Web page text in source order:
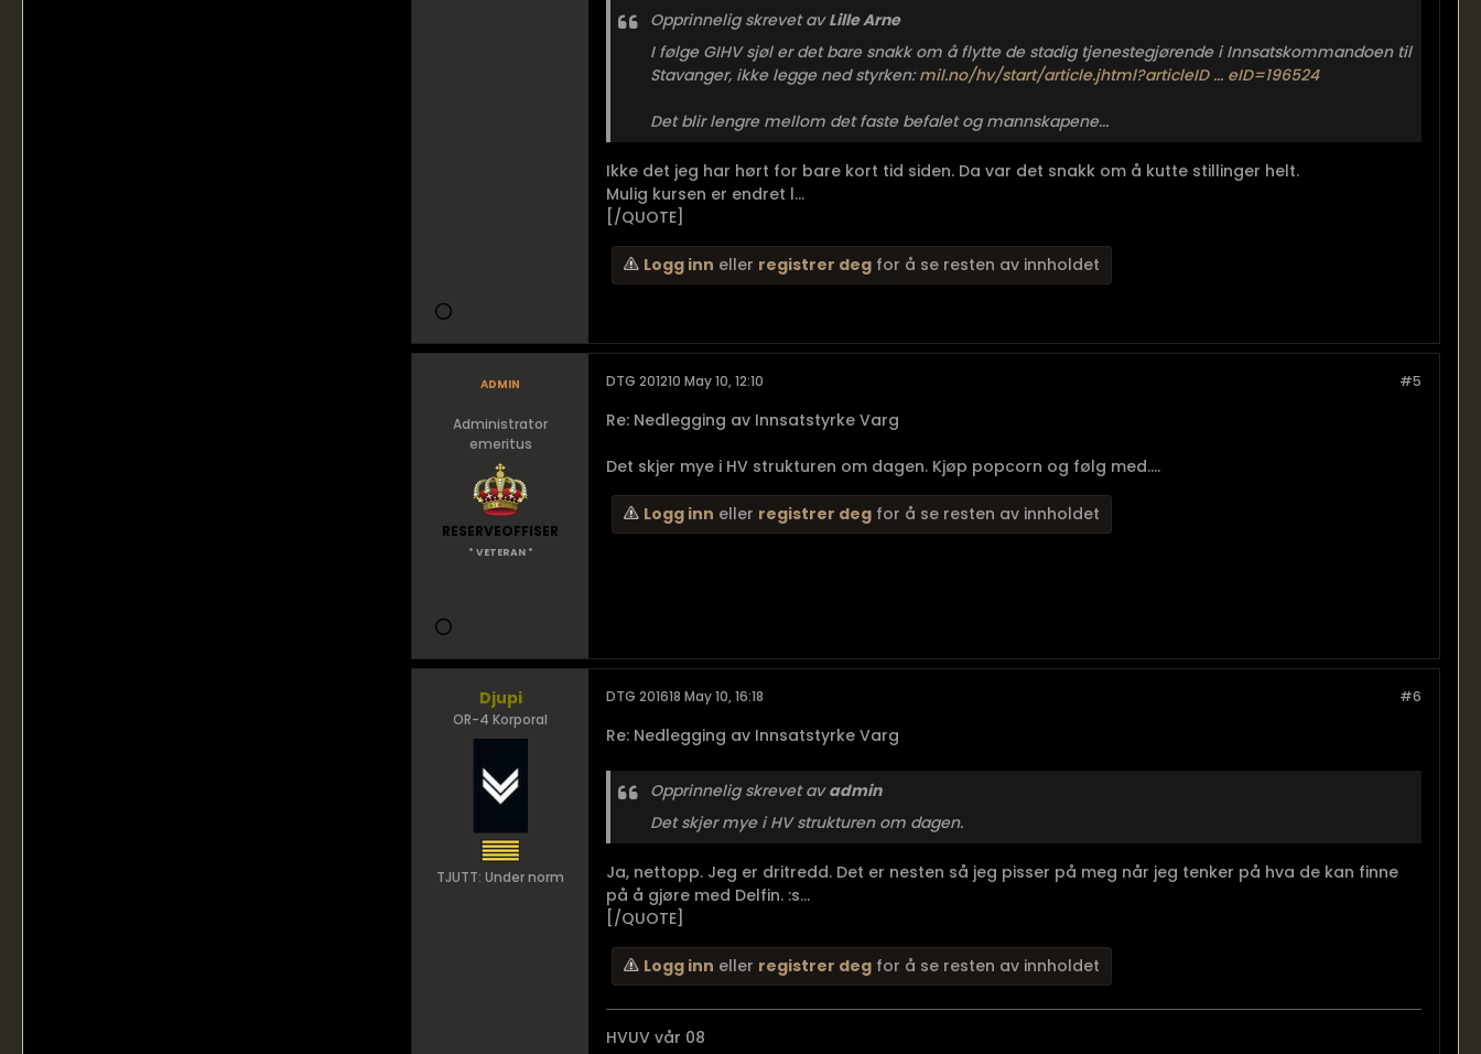
Opprinnelig skrevet avLille Arne
I følge GIHV sjøl er det bare snakk om å flytte de stadig tjenestegjørende i Innsatskommandoen til
Stavanger, ikke legge ned styrken:mil.no/hv/start/article.jhtml?articleID ... eID=196524
Det blir lengre mellom det faste befalet og mannskapene...
Ikke det jeg har hørt for bare kort tid siden. Da var det snakk om å kutte stillinger helt.
Mulig kursen er endret l...
[/QUOTE]
Logg inn eller registrer deg for å se resten av innholdet
admin
Administrator
emeritus
RESERVEOFFISER
* VETERAN *
#5
DTG 201210 May 10, 12:10
Re: Nedlegging av Innsatstyrke Varg
Det skjer mye i HV strukturen om dagen. Kjøp popcorn og følg med....
Logg inn eller registrer deg for å se resten av innholdet
Djupi
OR-4 Korporal
TJUTT: Under norm
#6
DTG 201618 May 10, 16:18
Re: Nedlegging av Innsatstyrke Varg
Opprinnelig skrevet avadmin
Det skjer mye i HV strukturen om dagen.
Ja, nettopp. Jeg er dritredd. Det er nesten så jeg pisser på meg når jeg tenker på hva de kan finne
på å gjøre med Delfin. :s...
[/QUOTE]
Logg inn eller registrer deg for å se resten av innholdet
HVUV vår 08